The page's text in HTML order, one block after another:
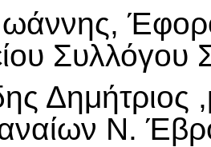
Συλλόγου
Δημήτριος
Ν.